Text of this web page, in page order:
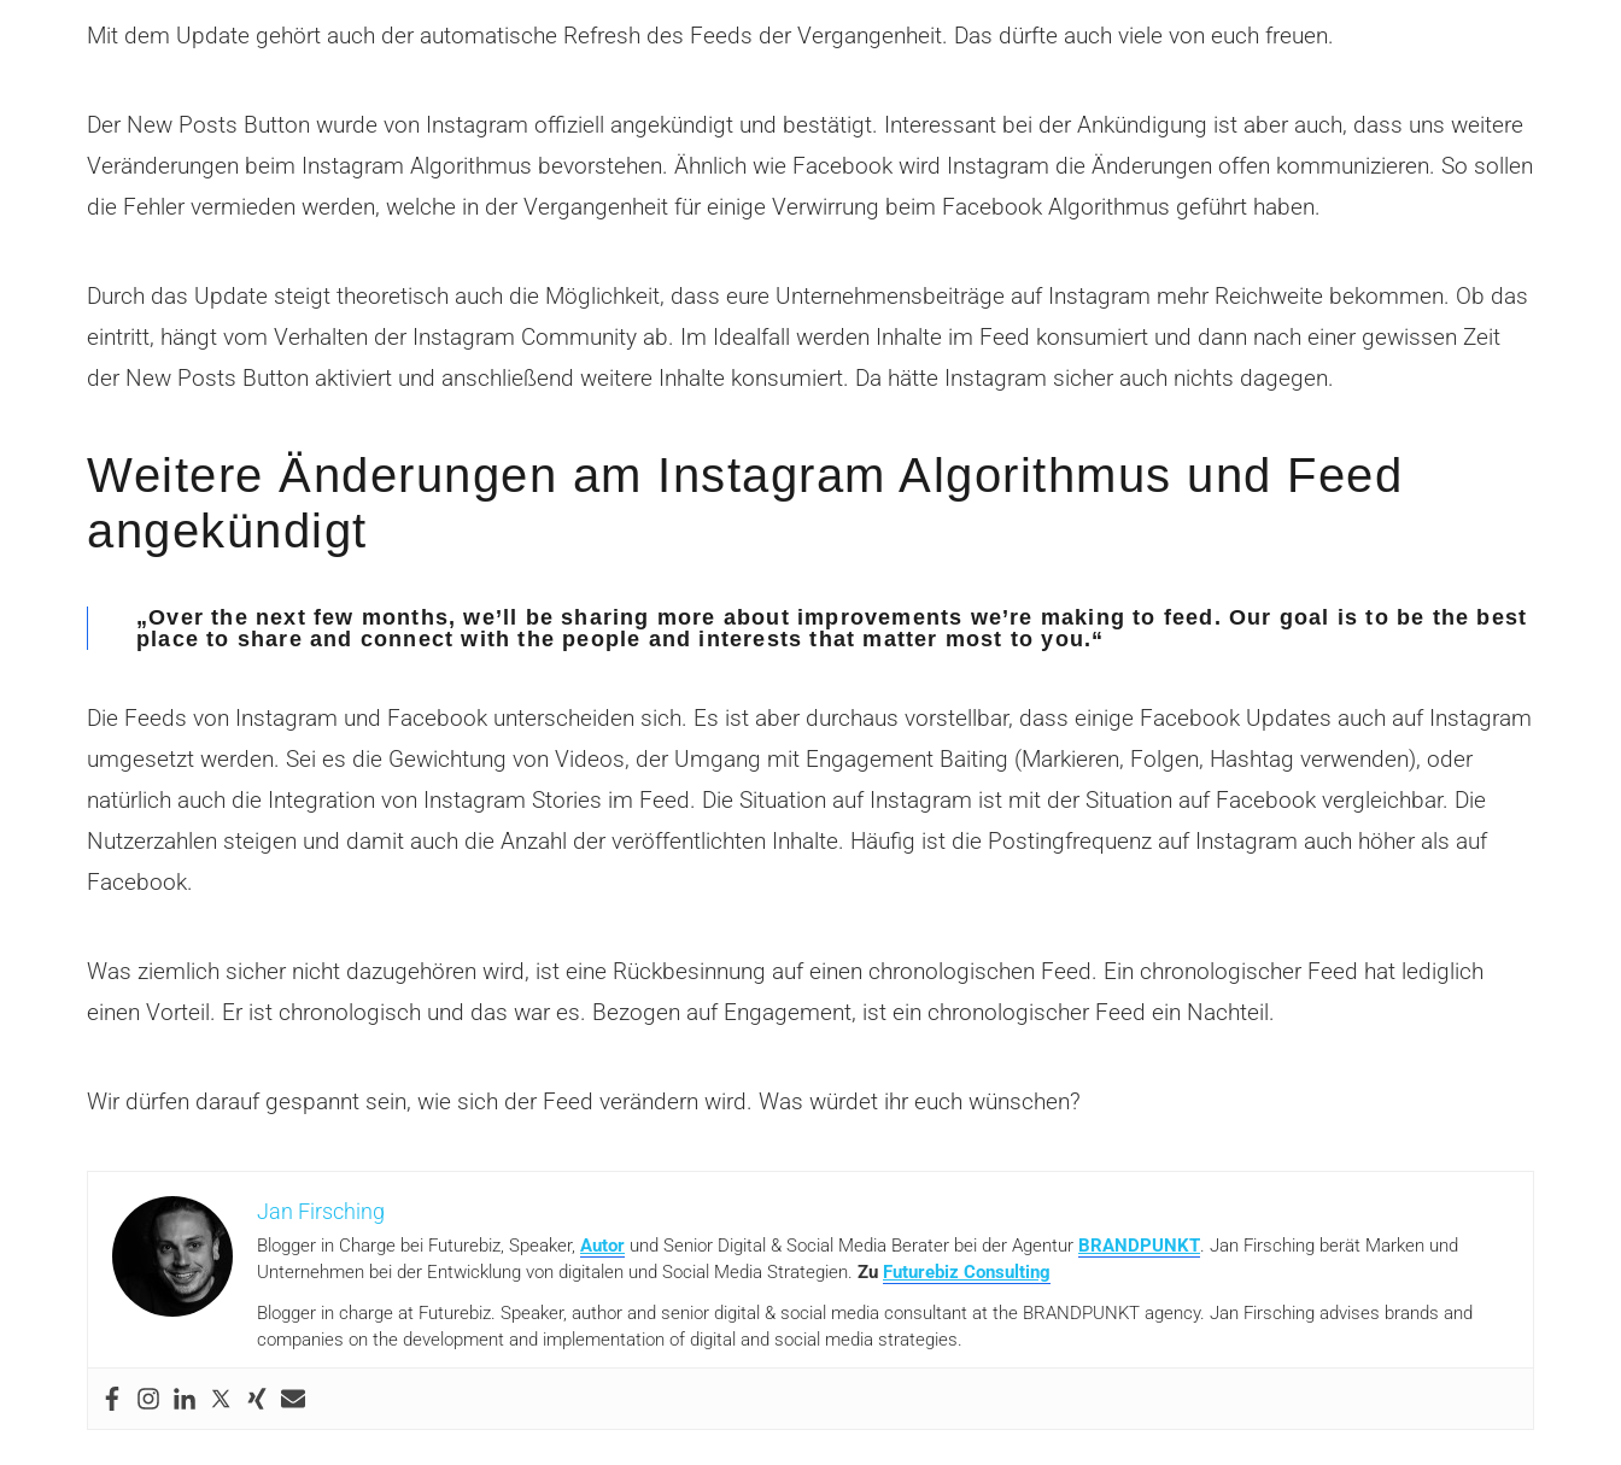
Mit dem Update gehört auch der automatische Refresh des Feeds der Vergangenheit. Das dürfte auch viele von euch freuen.
Der New Posts Button wurde von Instagram offiziell angekündigt und bestätigt. Interessant bei der Ankündigung ist aber auch, dass uns weitere
Veränderungen beim Instagram Algorithmus bevorstehen. Ähnlich wie Facebook wird Instagram die Änderungen offen kommunizieren. So sollen
die Fehler vermieden werden, welche in der Vergangenheit für einige Verwirrung beim Facebook Algorithmus geführt haben.
Durch das Update steigt theoretisch auch die Möglichkeit, dass eure Unternehmensbeiträge auf Instagram mehr Reichweite bekommen. Ob das
eintritt, hängt vom Verhalten der Instagram Community ab. Im Idealfall werden Inhalte im Feed konsumiert und dann nach einer gewissen Zeit
der New Posts Button aktiviert und anschließend weitere Inhalte konsumiert. Da hätte Instagram sicher auch nichts dagegen.
Weitere Änderungen am Instagram Algorithmus und Feed
angekündigt
„Over the next few months, we’ll be sharing more about improvements we’re making to feed. Our goal is to be the best
place to share and connect with the people and interests that matter most to you.“
Die Feeds von Instagram und Facebook unterscheiden sich. Es ist aber durchaus vorstellbar, dass einige Facebook Updates auch auf Instagram
umgesetzt werden. Sei es die Gewichtung von Videos, der Umgang mit Engagement Baiting (Markieren, Folgen, Hashtag verwenden), oder
natürlich auch die Integration von Instagram Stories im Feed. Die Situation auf Instagram ist mit der Situation auf Facebook vergleichbar. Die
Nutzerzahlen steigen und damit auch die Anzahl der veröffentlichten Inhalte. Häufig ist die Postingfrequenz auf Instagram auch höher als auf
Facebook.
Was ziemlich sicher nicht dazugehören wird, ist eine Rückbesinnung auf einen chronologischen Feed. Ein chronologischer Feed hat lediglich
einen Vorteil. Er ist chronologisch und das war es. Bezogen auf Engagement, ist ein chronologischer Feed ein Nachteil.
Wir dürfen darauf gespannt sein, wie sich der Feed verändern wird. Was würdet ihr euch wünschen?
Jan Firsching
Blogger in Charge bei Futurebiz, Speaker, Autor und Senior Digital & Social Media Berater bei der Agentur BRANDPUNKT. Jan Firsching berät Marken und
Unternehmen bei der Entwicklung von digitalen und Social Media Strategien. Zu Futurebiz Consulting
Blogger in charge at Futurebiz. Speaker, author and senior digital & social media consultant at the BRANDPUNKT agency. Jan Firsching advises brands and
companies on the development and implementation of digital and social media strategies.